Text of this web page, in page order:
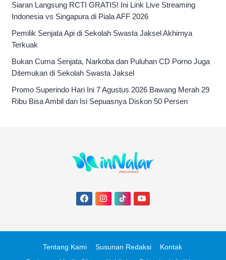
Siaran Langsung RCTI GRATIS! Ini Link Live Streaming
Indonesia vs Singapura di Piala AFF 2026
Pemilik Senjata Api di Sekolah Swasta Jaksel Akhirnya
Terkuak
Bukan Cuma Senjata, Narkoba dan Puluhan CD Porno Juga
Ditemukan di Sekolah Swasta Jaksel
Promo Superindo Hari Ini 7 Agustus 2026 Bawang Merah 29
Ribu Bisa Ambil dan Isi Sepuasnya Diskon 50 Persen
Tentang Kami Susunan Redaksi
Kontak